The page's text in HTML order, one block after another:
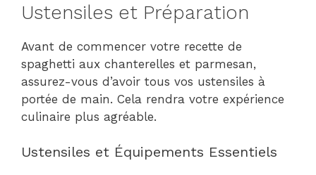
Ustensiles et Préparation
Avant de commencer votre recette de
spaghetti aux chanterelles et parmesan,
assurez-vous d’avoir tous vos ustensiles à
portée de main. Cela rendra votre expérience
culinaire plus agréable.
Ustensiles et Équipements Essentiels